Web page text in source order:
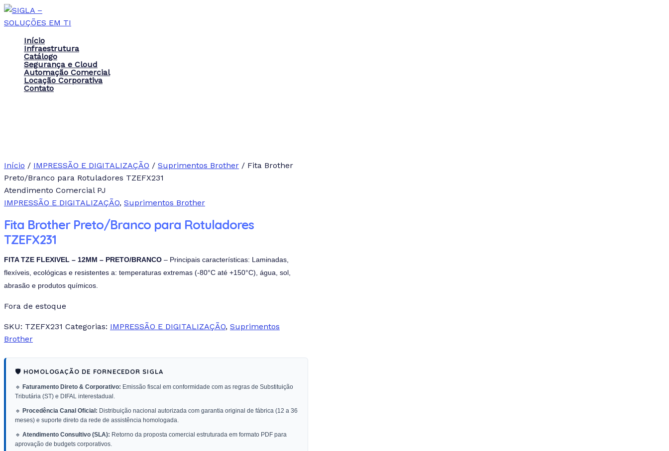
Ir
para
conteúdo
Início
Infraestrutura
Catálogo
Segurança e Cloud
Automação Comercial
Locação Corporativa
Contato
Início / IMPRESSÃO E DIGITALIZAÇÃO / Suprimentos Brother / Fita Brother
Preto/Branco para Rotuladores TZEFX231
Atendimento Comercial PJ
IMPRESSÃO E DIGITALIZAÇÃO, Suprimentos Brother
Fita Brother Preto/Branco para Rotuladores
TZEFX231
FITA TZE FLEXIVEL – 12MM – PRETO/BRANCO – Principais características: Laminadas,
flexíveis, ecológicas e resistentes a: temperaturas extremas (-80°C até +150°C), água, sol,
abrasão e produtos químicos.
Fora de estoque
SKU: TZEFX231 Categorias: IMPRESSÃO E DIGITALIZAÇÃO, Suprimentos
Brother
🛡️ HOMOLOGAÇÃO DE FORNECEDOR SIGLA
🔹 Faturamento Direto & Corporativo: Emissão fiscal em conformidade com as regras de Substituição
Tributária (ST) e DIFAL interestadual.
🔹 Procedência Canal Oficial: Distribuição nacional autorizada com garantia original de fábrica (12 a 36
meses) e suporte direto da rede de assistência homologada.
🔹 Atendimento Consultivo (SLA): Retorno da proposta comercial estruturada em formato PDF para
aprovação de budgets corporativos.